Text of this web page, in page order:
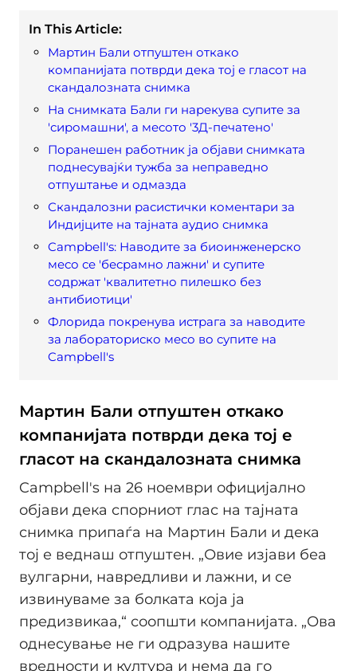
In This Article:
Мартин Бали отпуштен откако
компанијата потврди дека тој е гласот на
скандалозната снимка
На снимката Бали ги нарекува супите за
'сиромашни', а месото '3Д-печатено'
Поранешен работник ја објави снимката
поднесувајќи тужба за неправедно
отпуштање и одмазда
Скандалозни расистички коментари за
Индијците на тајната аудио снимка
Campbell's: Наводите за биоинженерско
месо се 'бесрамно лажни' и супите
содржат 'квалитетно пилешко без
антибиотици'
Флорида покренува истрага за наводите
за лабораториско месо во супите на
Campbell's
Мартин Бали отпуштен откако
компанијата потврди дека тој е
гласот на скандалозната снимка
Campbell's на 26 ноември официјално
објави дека спорниот глас на тајната
снимка припаѓа на Мартин Бали и дека
тој е веднаш отпуштен. „Овие изјави беа
вулгарни, навредливи и лажни, и се
извинуваме за болката која ја
предизвикаа,“ соопшти компанијата. „Ова
однесување не ги одразува нашите
вредности и култура и нема да го